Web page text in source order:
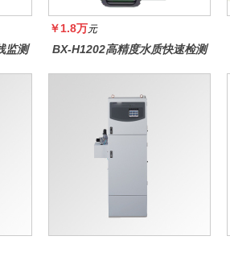
监测
￥1.8万元
BX-H1202高精度水质快速检测